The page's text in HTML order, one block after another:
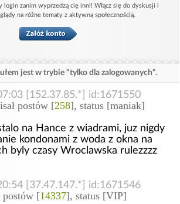
zanim wyprzedzą cię inni! Włącz się do dyskusji i
na różne tematy z aktywną społecznością.
jest w trybie "tylko dla zalogowanych".
[152.37.85.*] id:1671550
postów [258], status [maniak]
na Hance z wiadrami, juz nigdy
kondonami z woda z okna na
byly czasy Wroclawska rulezzzz
[37.47.147.*] id:1671546
postów [14337], status [VIP]